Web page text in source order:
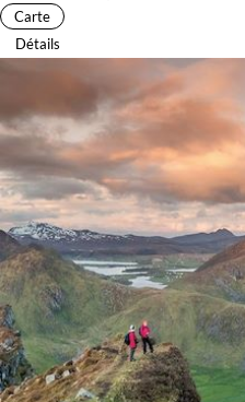
Haut de gamme
Itinérance
Itinérant Semi-
Environnement
Bord de mer et îles Forêts,
Montagne Neige
Carte
Détails